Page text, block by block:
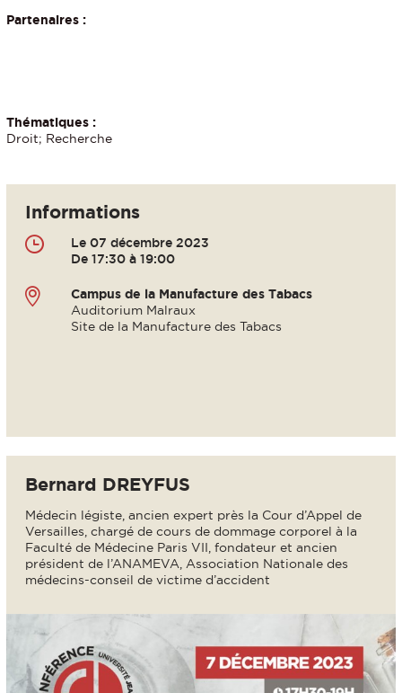
Partenaires :
Thématiques :
Droit; Recherche
Informations
Le 07 décembre 2023
De 17:30 à 19:00
Campus de la Manufacture des Tabacs
Auditorium Malraux
Site de la Manufacture des Tabacs
Bernard DREYFUS
Médecin légiste, ancien expert près la Cour d’Appel de
Versailles, chargé de cours de dommage corporel à la
Faculté de Médecine Paris VII, fondateur et ancien
président de l’ANAMEVA, Association Nationale des
médecins-conseil de victime d’accident